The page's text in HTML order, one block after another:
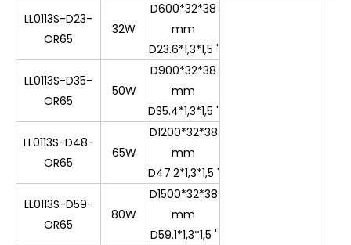
LL0113S-D23-
OR65
32W
D600*32*38
mm
D23.6*1,3*1,5 '
LL0113S-D35-
OR65
50W
D900*32*38
mm
D35.4*1,3*1,5 '
LL0113S-D48-
OR65
65W
D1200*32*38
mm
D47.2*1,3*1,5 '
LL0113S-D59-
OR65
80W
D1500*32*38
mm
D59.1*1,3*1,5 '